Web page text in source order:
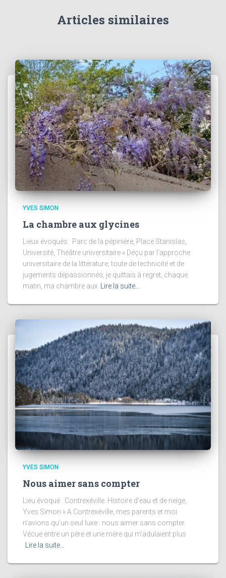
Articles similaires
YVES SIMON
La chambre aux glycines
Lieux évoqués : Parc de la pépinière, Place Stanislas,
Université, Théâtre universitaire « Déçu par l’approche
universitaire de la littérature, toute de technicité et de
jugements dépassionnés, je quittais à regret, chaque
matin, ma chambre aux
Lire la suite…
YVES SIMON
Nous aimer sans compter
Lieu évoqué : Contrexéville. Histoire d’eau et de neige,
Yves Simon « A Contrexéville, mes parents et moi
n’avions qu’un seul luxe : nous aimer sans compter.
Vécue entre un père et une mère qui m’adulaient plus
Lire la suite…